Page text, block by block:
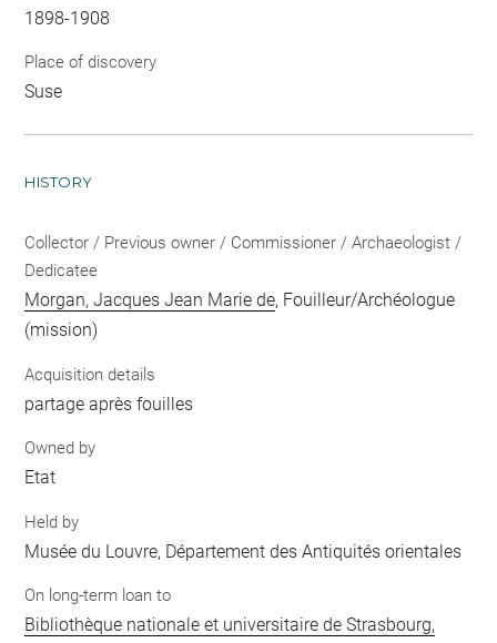
1898-1908
Place of discovery
Suse
HISTORY
Collector / Previous owner / Commissioner / Archaeologist /
Dedicatee
Morgan, Jacques Jean Marie de, Fouilleur/Archéologue
(mission)
Acquisition details
partage après fouilles
Owned by
Etat
Held by
Musée du Louvre, Département des Antiquités orientales
On long-term loan to
Bibliothèque nationale et universitaire de Strasbourg,